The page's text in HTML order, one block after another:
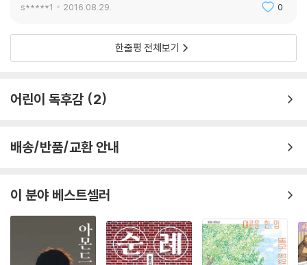
s*****1 2016.08.29. 0
한줄평 전체보기
어린이 독후감 2
배송/반품/교환 안내
이 분야 베스트셀러